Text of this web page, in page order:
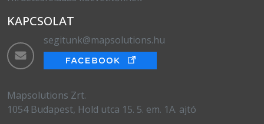
KAPCSOLAT
segitunk@mapsolutions.hu
Mapsolutions Zrt.
1054 Budapest, Hold utca 15. 5. em. 1A. ajtó